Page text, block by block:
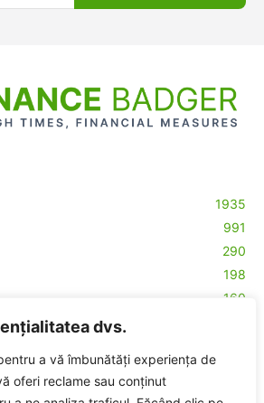
dvs.
a vă îmbunătăți experiența de
oferi reclame sau conținut
1935
991
290
198
160